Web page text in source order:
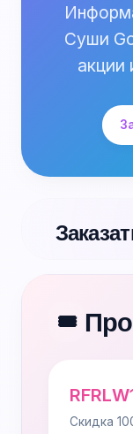
Суши
акции
🎟️
Скидка